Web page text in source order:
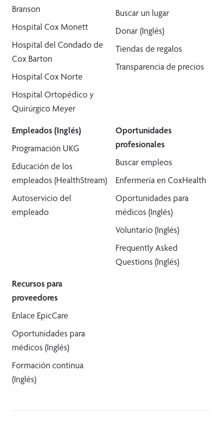
Branson
Hospital Cox Monett
Hospital del Condado de
Cox Barton
Hospital Cox Norte
Hospital Ortopédico y
Quirúrgico Meyer
Buscar un lugar
Donar (Inglés)
Tiendas de regalos
Transparencia de precios
Empleados (Inglés)
Programación UKG
Educación de los
empleados (HealthStream)
Autoservicio del
empleado
Oportunidades
profesionales
Buscar empleos
Enfermería en CoxHealth
Oportunidades para
médicos (Inglés)
Voluntario (Inglés)
Frequently Asked
Questions (Inglés)
Recursos para
proveedores
Enlace EpicCare
Oportunidades para
médicos (Inglés)
Formación continua
(Inglés)